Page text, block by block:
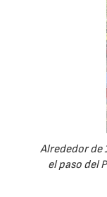
Alrededor de
el paso del